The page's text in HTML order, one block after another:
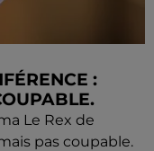
:
Le Rex de
pas coupable.